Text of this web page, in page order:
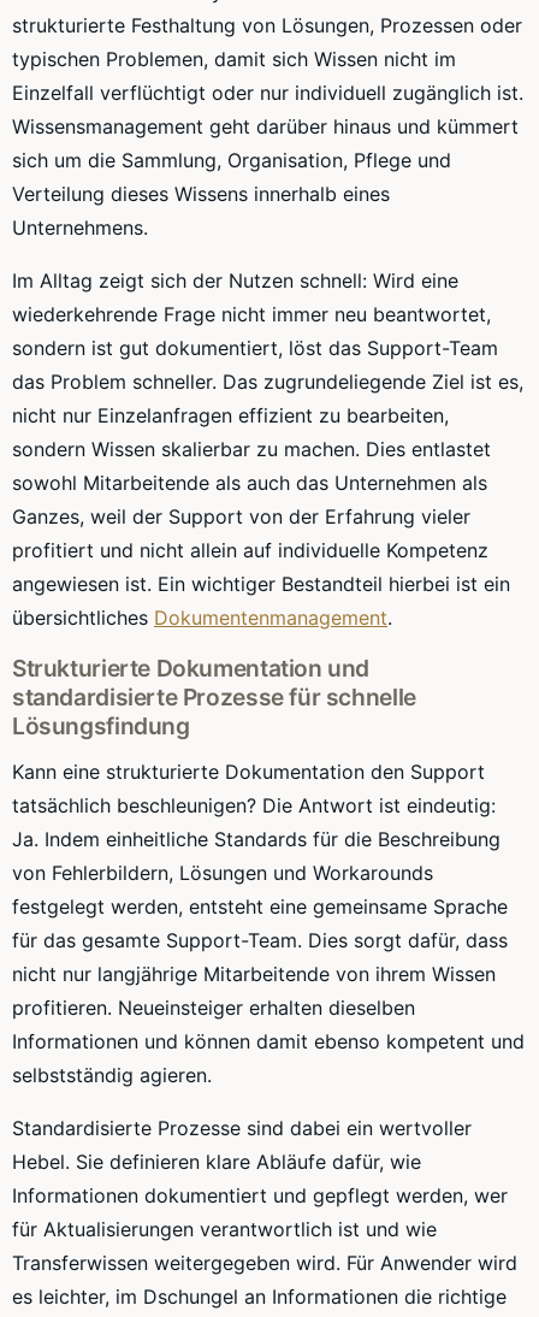
strukturierte Festhaltung von Lösungen, Prozessen oder
typischen Problemen, damit sich Wissen nicht im
Einzelfall verflüchtigt oder nur individuell zugänglich ist.
Wissensmanagement geht darüber hinaus und kümmert
sich um die Sammlung, Organisation, Pflege und
Verteilung dieses Wissens innerhalb eines
Unternehmens.
Im Alltag zeigt sich der Nutzen schnell: Wird eine
wiederkehrende Frage nicht immer neu beantwortet,
sondern ist gut dokumentiert, löst das Support-Team
das Problem schneller. Das zugrundeliegende Ziel ist es,
nicht nur Einzelanfragen effizient zu bearbeiten,
sondern Wissen skalierbar zu machen. Dies entlastet
sowohl Mitarbeitende als auch das Unternehmen als
Ganzes, weil der Support von der Erfahrung vieler
profitiert und nicht allein auf individuelle Kompetenz
angewiesen ist. Ein wichtiger Bestandteil hierbei ist ein
übersichtliches Dokumentenmanagement.
Strukturierte Dokumentation und
standardisierte Prozesse für schnelle
Lösungsfindung
Kann eine strukturierte Dokumentation den Support
tatsächlich beschleunigen? Die Antwort ist eindeutig:
Ja. Indem einheitliche Standards für die Beschreibung
von Fehlerbildern, Lösungen und Workarounds
festgelegt werden, entsteht eine gemeinsame Sprache
für das gesamte Support-Team. Dies sorgt dafür, dass
nicht nur langjährige Mitarbeitende von ihrem Wissen
profitieren. Neueinsteiger erhalten dieselben
Informationen und können damit ebenso kompetent und
selbstständig agieren.
Standardisierte Prozesse sind dabei ein wertvoller
Hebel. Sie definieren klare Abläufe dafür, wie
Informationen dokumentiert und gepflegt werden, wer
für Aktualisierungen verantwortlich ist und wie
Transferwissen weitergegeben wird. Für Anwender wird
es leichter, im Dschungel an Informationen die richtige